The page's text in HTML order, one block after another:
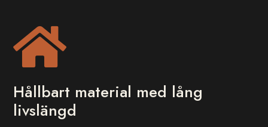

Hållbart material med lång
livslängd